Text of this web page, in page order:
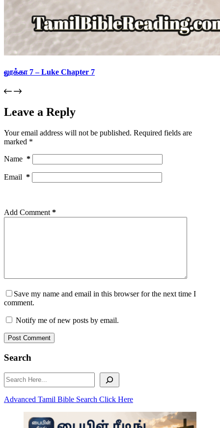
லூக்கா 7 – Luke Chapter 7
Leave a Reply
Your email address will not be published. Required fields are
marked *
Name *
Email *
Add Comment *
Save my name and email in this browser for the next time I
comment.
Notify me of new posts by email.
Post Comment
Search
Search
Advanced Tamil Bible Search Click Here